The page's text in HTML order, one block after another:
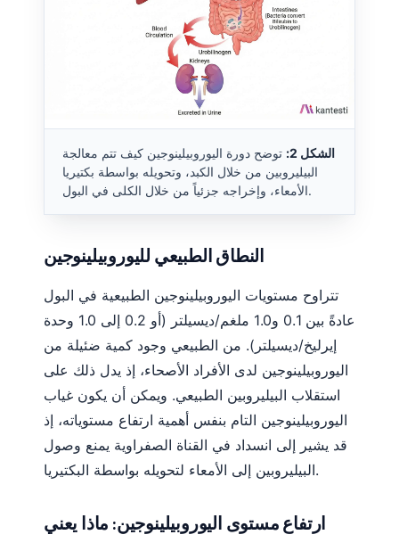
الشكل 2:
توضح دورة اليوروبيلينوجين كيف تتم معالجة
البيليروبين من خلال الكبد، وتحويله بواسطة بكتيريا
الأمعاء، وإخراجه جزئياً من خلال الكلى في البول.
النطاق الطبيعي لليوروبيلينوجين
تتراوح مستويات اليوروبيلينوجين الطبيعية في البول
عادةً بين 0.1 و1.0 ملغم/ديسيلتر (أو 0.2 إلى 1.0 وحدة
إيرليخ/ديسيلتر). من الطبيعي وجود كمية ضئيلة من
اليوروبيلينوجين لدى الأفراد الأصحاء، إذ يدل ذلك على
استقلاب البيليروبين الطبيعي. ويمكن أن يكون غياب
اليوروبيلينوجين التام بنفس أهمية ارتفاع مستوياته، إذ
قد يشير إلى انسداد في القناة الصفراوية يمنع وصول
البيليروبين إلى الأمعاء لتحويله بواسطة البكتيريا.
ارتفاع مستوى اليوروبيلينوجين: ماذا يعني